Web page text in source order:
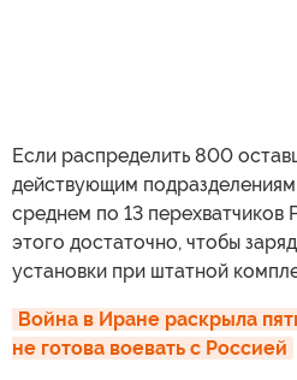
Если распределить 800
действующим
среднем по 13
этого достаточно, чтобы
установки при штатной
Война в Иране раскрыла
не готова воевать с Россией